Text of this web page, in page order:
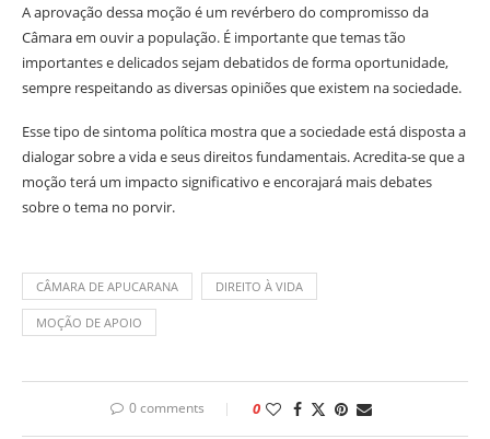
A aprovação dessa moção é um revérbero do compromisso da
Câmara em ouvir a população. É importante que temas tão
importantes e delicados sejam debatidos de forma oportunidade,
sempre respeitando as diversas opiniões que existem na sociedade.
Esse tipo de sintoma política mostra que a sociedade está disposta a
dialogar sobre a vida e seus direitos fundamentais. Acredita-se que a
moção terá um impacto significativo e encorajará mais debates
sobre o tema no porvir.
CÂMARA DE APUCARANA DIREITO À VIDA
MOÇÃO DE APOIO
0 comments 0